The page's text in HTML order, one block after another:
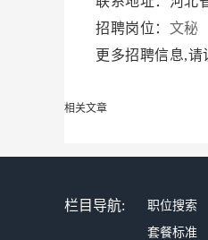
招聘岗位： 文秘
更多招聘信息,请
相关文章
栏目导航: 职位搜索
套餐标准